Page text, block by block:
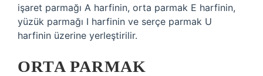
işaret parmağı A harfinin, orta parmak E harfinin,
yüzük parmağı I harfinin ve serçe parmak U
harfinin üzerine yerleştirilir.
ORTA PARMAK